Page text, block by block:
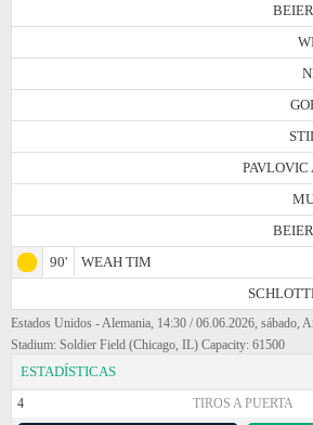
90'
WEAH TIM
Estados Unidos - Alemania, 14:30 / 06.06.2026, sábado,
Stadium: Soldier Field (Chicago, IL) Capacity: 61500
ESTADÍSTICAS
4 TIROS A PUERTA